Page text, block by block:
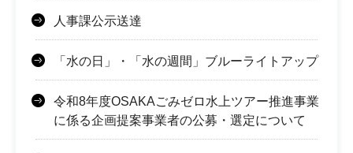
人事課公示送達
「水の日」・「水の週間」ブルーライトアップ
令和8年度OSAKAごみゼロ水上ツアー推進事業
に係る企画提案事業者の公募・選定について